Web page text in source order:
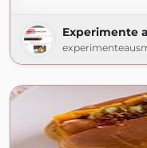
Experimente